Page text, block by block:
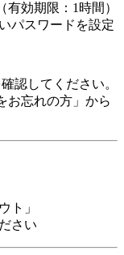
効期限：1時間）
パスワードを設定
認してください。
お忘れの方」から
ト」
さい